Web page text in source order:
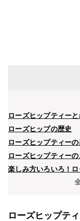
ローズヒップティー
ローズヒップの歴史
ローズヒップティー
ローズヒップティー
楽しみ方いろいろ！
ローズヒップテ